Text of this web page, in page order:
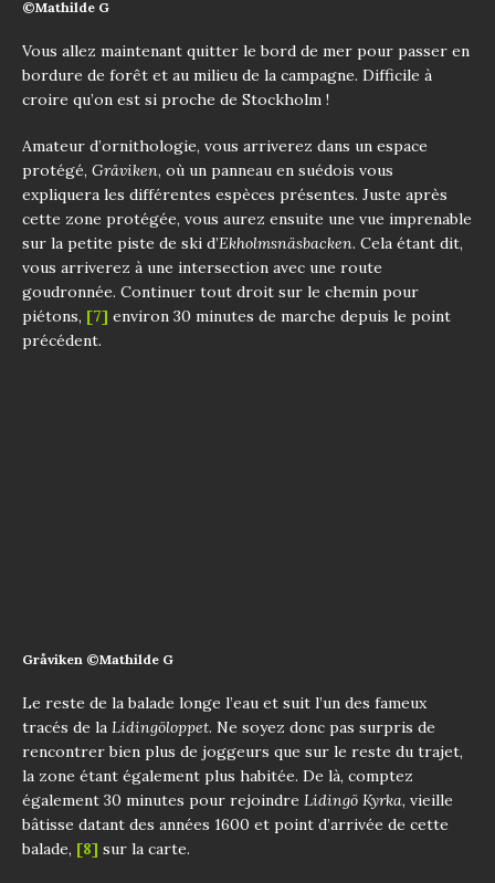
©Mathilde G
Vous allez maintenant quitter le bord de mer pour passer en
bordure de forêt et au milieu de la campagne. Difficile à
croire qu’on est si proche de Stockholm !
Amateur d’ornithologie, vous arriverez dans un espace
protégé, Gråviken, où un panneau en suédois vous
expliquera les différentes espèces présentes. Juste après
cette zone protégée, vous aurez ensuite une vue imprenable
sur la petite piste de ski d’Ekholmsnäsbacken. Cela étant dit,
vous arriverez à une intersection avec une route
goudronnée. Continuer tout droit sur le chemin pour
piétons, [7] environ 30 minutes de marche depuis le point
précédent.
Gråviken ©Mathilde G
Le reste de la balade longe l’eau et suit l’un des fameux
tracés de la Lidingöloppet. Ne soyez donc pas surpris de
rencontrer bien plus de joggeurs que sur le reste du trajet,
la zone étant également plus habitée. De là, comptez
également 30 minutes pour rejoindre Lidingö Kyrka, vieille
bâtisse datant des années 1600 et point d’arrivée de cette
balade, [8] sur la carte.